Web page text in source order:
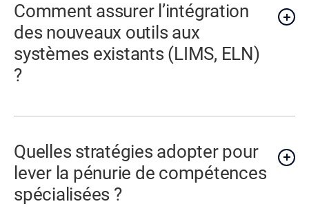
Comment assurer l’intégration
des nouveaux outils aux
systèmes existants (LIMS, ELN)
?
Quelles stratégies adopter pour
lever la pénurie de compétences
spécialisées ?